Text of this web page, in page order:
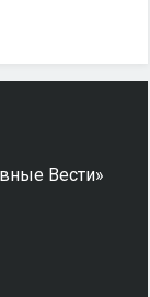
Вести»